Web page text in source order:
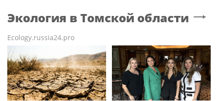
Экология в Томской области
Ecology.russia24.pro